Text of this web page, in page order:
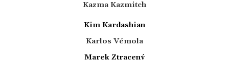
Kazma Kazmitch
Kim Kardashian
Karlos Vémola
Marek Ztracený